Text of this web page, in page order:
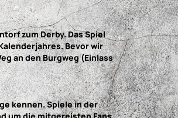
zum Derby. Das Spiel
Bevor wir
an den Burgweg (Einlass
kennen. Spiele in der